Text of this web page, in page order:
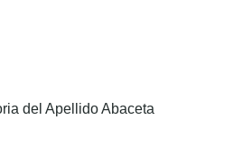
del Apellido Abaceta